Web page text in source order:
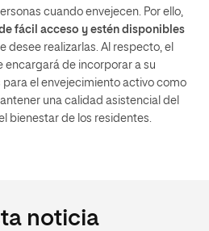
cuando envejecen. Por ello,
fácil acceso y estén disponibles
desee realizarlas. Al respecto, el
encargará de incorporar a su
el envejecimiento activo como
una calidad asistencial del
bienestar de los residentes.
noticia